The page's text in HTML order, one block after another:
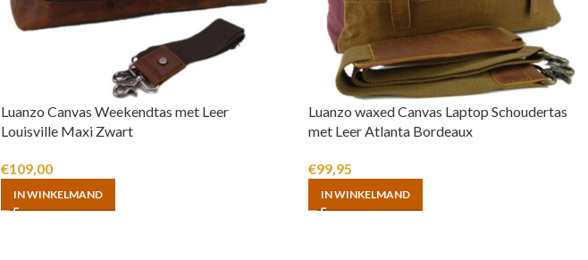
Luanzo Canvas Weekendtas met Leer
Louisville Maxi Zwart
€109,00
IN WINKELMAND
Luanzo waxed Canvas Laptop Schoudertas
met Leer Atlanta Bordeaux
€99,95
IN WINKELMAND